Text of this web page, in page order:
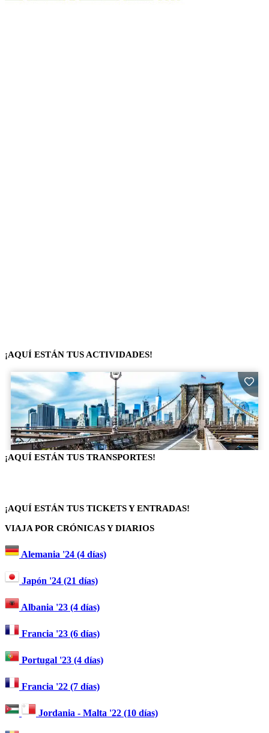
¡AQUÍ ESTÁN TUS ACTIVIDADES!
¡AQUÍ ESTÁN TUS TRANSPORTES!
¡AQUÍ ESTÁN TUS TICKETS Y ENTRADAS!
VIAJA POR CRÓNICAS Y DIARIOS
Alemania '24 (4 días)
Japón '24 (21 días)
Albania '23 (4 días)
Francia '23 (6 días)
Portugal '23 (4 días)
Francia '22 (7 días)
Jordania - Malta '22 (10 días)